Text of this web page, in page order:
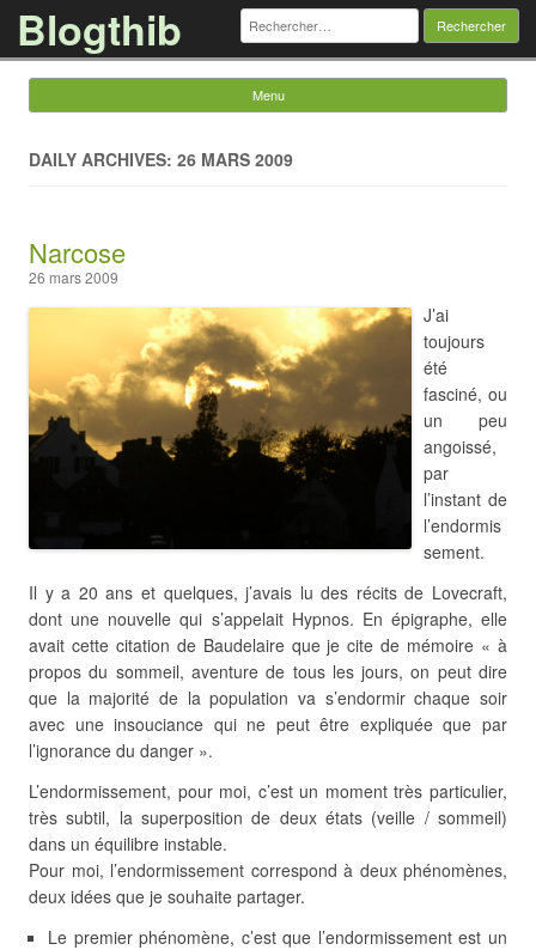
Blogthib Rechercher :
Menu
DAILY ARCHIVES: 26 MARS 2009
Narcose
26 mars 2009
J’ai
toujours
été
fasciné, ou
un peu
angoissé,
par
l’instant de
l’endormis
sement.
Il y a 20 ans et quelques, j’avais lu des récits de Lovecraft,
dont une nouvelle qui s’appelait Hypnos. En épigraphe, elle
avait cette citation de Baudelaire que je cite de mémoire « à
propos du sommeil, aventure de tous les jours, on peut dire
que la majorité de la population va s’endormir chaque soir
avec une insouciance qui ne peut être expliquée que par
l’ignorance du danger ».
L’endormissement, pour moi, c’est un moment très particulier,
très subtil, la superposition de deux états (veille / sommeil)
dans un équilibre instable.
Pour moi, l’endormissement correspond à deux phénomènes,
deux idées que je souhaite partager.
Le premier phénomène, c’est que l’endormissement est un